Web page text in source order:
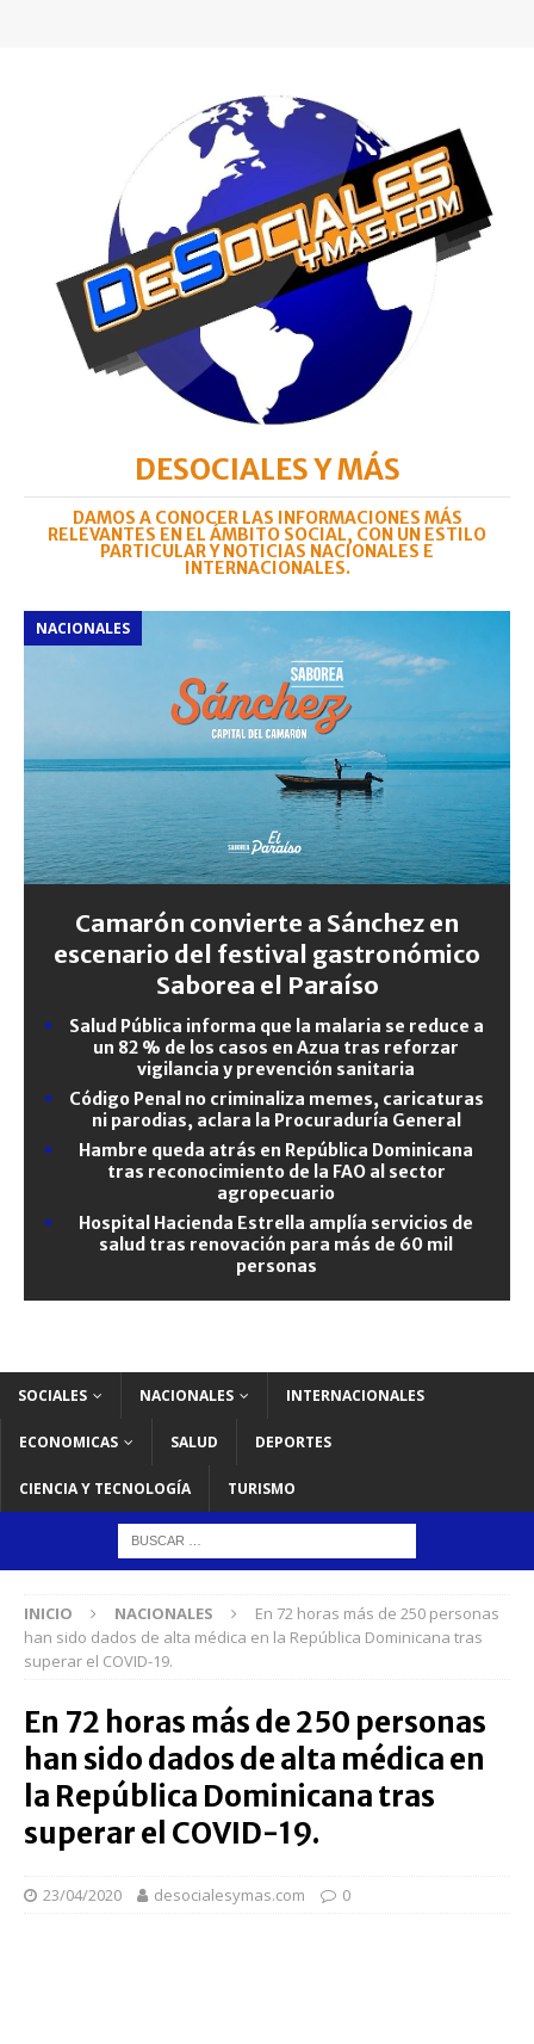
DESOCIALES Y MÁS
DAMOS A CONOCER LAS INFORMACIONES MÁS
RELEVANTES EN EL ÁMBITO SOCIAL, CON UN ESTILO
PARTICULAR Y NOTICIAS NACIONALES E
INTERNACIONALES.
NACIONALES
Camarón convierte a Sánchez en
escenario del festival gastronómico
Saborea el Paraíso
Salud Pública informa que la malaria se reduce a
un 82 % de los casos en Azua tras reforzar
vigilancia y prevención sanitaria
Código Penal no criminaliza memes, caricaturas
ni parodias, aclara la Procuraduría General
Hambre queda atrás en República Dominicana
tras reconocimiento de la FAO al sector
agropecuario
Hospital Hacienda Estrella amplía servicios de
salud tras renovación para más de 60 mil
personas
SOCIALES NACIONALES INTERNACIONALES
ECONOMICAS SALUD DEPORTES
CIENCIA Y TECNOLOGÍA TURISMO
INICIO NACIONALES
En 72 horas más de 250 personas
han sido dados de alta médica en la República Dominicana tras
superar el COVID-19.
En 72 horas más de 250 personas
han sido dados de alta médica en
la República Dominicana tras
superar el COVID-19.
23/04/2020 desocialesymas.com 0